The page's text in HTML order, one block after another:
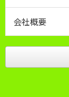
会社概要